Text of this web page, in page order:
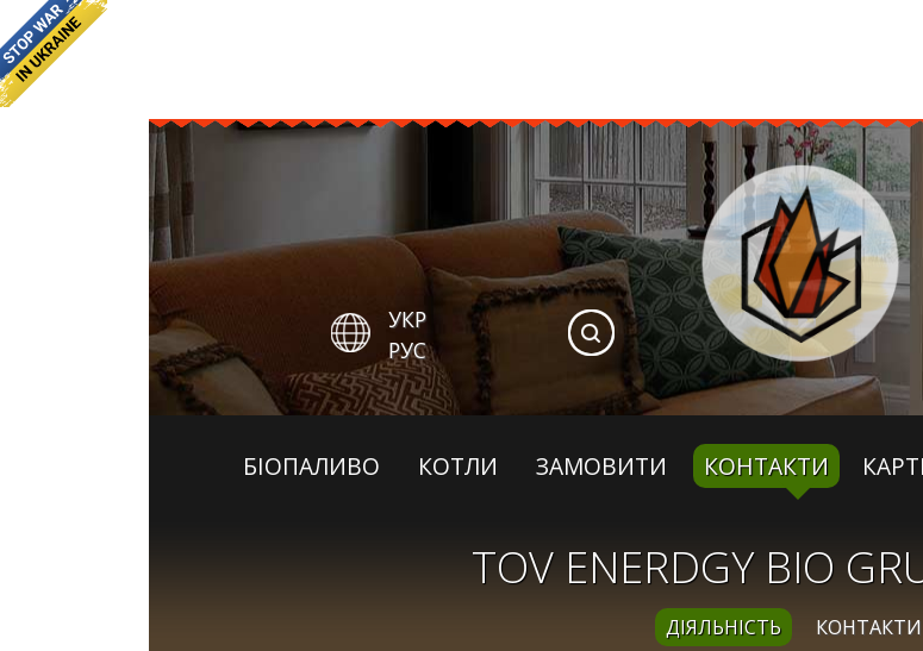
УКР
РУС
БІОПАЛИВО КОТЛИ ЗАМОВИТИ КОНТАКТИ
TOV ENERDGY BIO
ДІЯЛЬНІСТЬ КОНТАКТИ